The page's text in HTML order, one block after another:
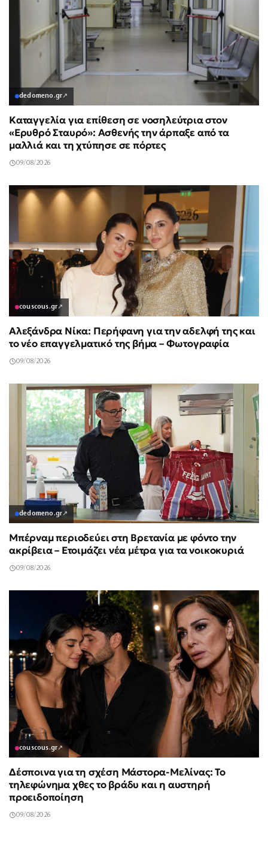
dedomeno.gr↗
Καταγγελία για επίθεση σε νοσηλεύτρια στον
«Ερυθρό Σταυρό»: Ασθενής την άρπαξε από τα
μαλλιά και τη χτύπησε σε πόρτες
09/08/2026
couscous.gr↗
Αλεξάνδρα Νίκα: Περήφανη για την αδελφή της και
το νέο επαγγελματικό της βήμα – Φωτογραφία
09/08/2026
dedomeno.gr↗
Μπέρναμ περιοδεύει στη Βρετανία με φόντο την
ακρίβεια – Ετοιμάζει νέα μέτρα για τα νοικοκυριά
09/08/2026
couscous.gr↗
Δέσποινα για τη σχέση Μάστορα-Μελίνας: Το
τηλεφώνημα χθες το βράδυ και η αυστηρή
προειδοποίηση
09/08/2026